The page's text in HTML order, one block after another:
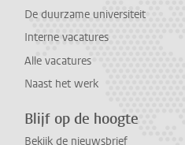
De duurzame universiteit
Interne vacatures
Alle vacatures
Naast het werk
Blijf op de hoogte
Bekijk de nieuwsbrief